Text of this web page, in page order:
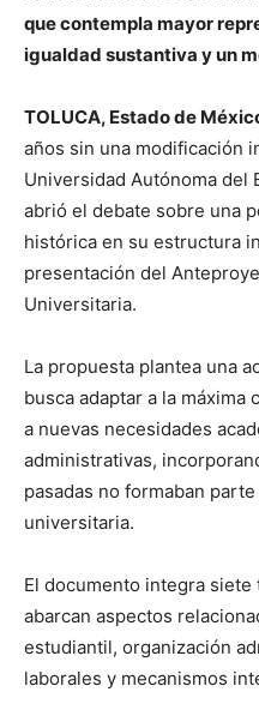
que contempla mayor
igualdad sustantiva y un
TOLUCA, Estado de
años sin una modificación
Universidad Autónoma del
abrió el debate sobre una
histórica en su estructura
presentación del
Universitaria.
La propuesta plantea una
busca adaptar a la máxima
a nuevas necesidades
administrativas,
pasadas no formaban
universitaria.
El documento integra
abarcan aspectos
estudiantil, organización
laborales y mecanismos